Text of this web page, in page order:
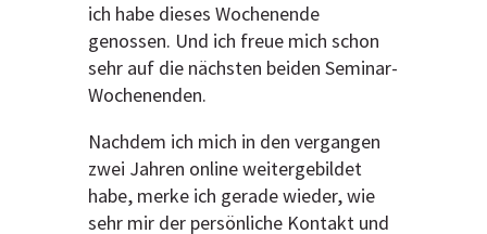
ich habe dieses Wochenende
genossen. Und ich freue mich schon
sehr auf die nächsten beiden Seminar-
Wochenenden.
Nachdem ich mich in den vergangen
zwei Jahren online weitergebildet
habe, merke ich gerade wieder, wie
sehr mir der persönliche Kontakt und